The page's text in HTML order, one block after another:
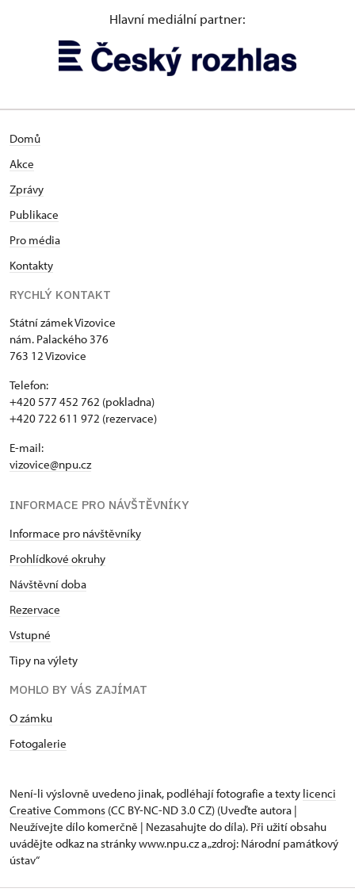
Hlavní mediální partner:
Domů
Akce
Zprávy
Publikace
Pro média
Kontakty
RYCHLÝ KONTAKT
Státní zámek Vizovice
nám. Palackého 376
763 12 Vizovice
Telefon:
+420 577 452 762 (pokladna)
+420 722 611 972 (rezervace)
E-mail:
vizovice@npu.cz
INFORMACE PRO NÁVŠTĚVNÍKY
Informace pro návštěvníky
Prohlídkové okruhy
Návštěvní doba
Rezervace
Vstupné
Tipy na výlety
MOHLO BY VÁS ZAJÍMAT
O zámku
Fotogalerie
Není-li výslovně uvedeno jinak, podléhají fotografie a texty licenci
Creative Commons (CC BY-NC-ND 3.0 CZ) (Uveďte autora |
Neužívejte dílo komerčně | Nezasahujte do díla). Při užití obsahu
uvádějte odkaz na stránky www.npu.cz a „zdroj: Národní památkový
ústav“